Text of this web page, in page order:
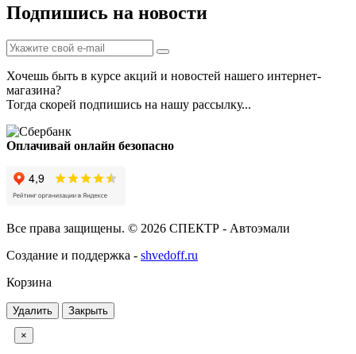
Подпишись на новости
Хочешь быть в курсе акций и новостей нашего интернет-
магазина?
Тогда скорей подпишись на нашу рассылку...
Оплачивай онлайн безопасно
Все права защищены. © 2026 СПЕКТР - Автоэмали
Создание и поддержка - shvedoff.ru
Корзина
Удалить Закрыть
×